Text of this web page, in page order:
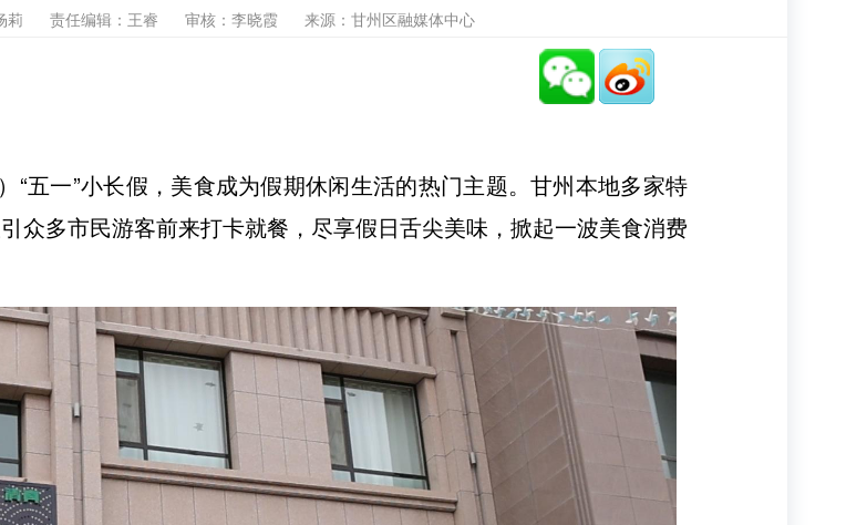
莉 责任编辑：王睿 审核：李晓霞 来源：甘州区融媒体中心
“五一”小长假，美食成为假期休闲生活的热门主题。甘州本地多家特
众多市民游客前来打卡就餐，尽享假日舌尖美味，掀起一波美食消费